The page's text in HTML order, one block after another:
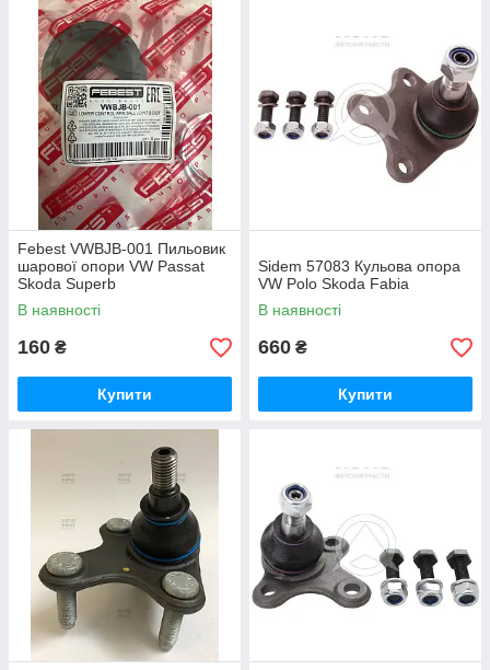
Febest VWBJB-001 Пильовик
шарової опори VW Passat
Skoda Superb
В наявності
160 ₴
Купити
Sidem 57083 Кульова опора
VW Polo Skoda Fabia
В наявності
660 ₴
Купити